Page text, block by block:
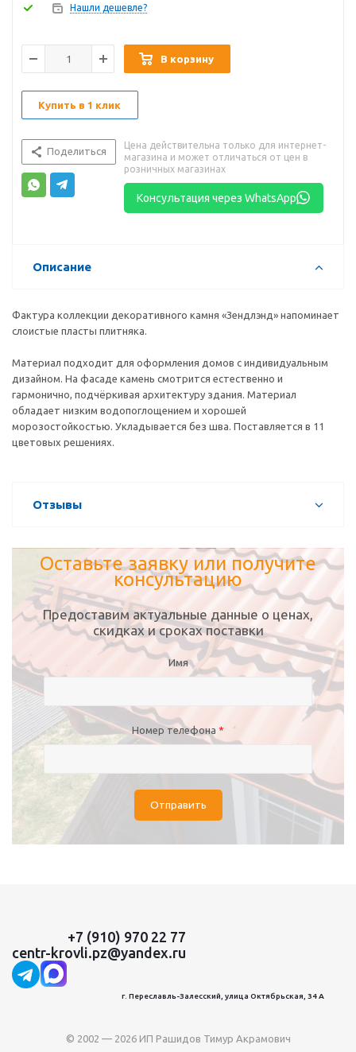
Нашли дешевле?
В корзину
Купить в 1 клик
Поделиться
Цена действительна только для интернет-
магазина и может отличаться от цен в
розничных магазинах
Консультация через WhatsApp
Описание
Фактура коллекции декоративного камня «Зендлэнд» напоминает
слоистые пласты плитняка.
Материал подходит для оформления домов с индивидуальным
дизайном. На фасаде камень смотрится естественно и
гармонично, подчёркивая архитектуру здания. Материал
обладает низким водопоглощением и хорошей
морозостойкостью. Укладывается без шва. Поставляется в 11
цветовых решениях.
Отзывы
Оставьте заявку или получите
консультацию
Предоставим актуальные данные о ценах,
скидках и сроках поставки
Имя
Номер телефона *
Отправить
+7 (910) 970 22 77
centr-krovli.pz@yandex.ru
г. Переславль-Залесский, улица Октябрьская, 34 А
© 2002 — 2026 ИП Рашидов Тимур Акрамович